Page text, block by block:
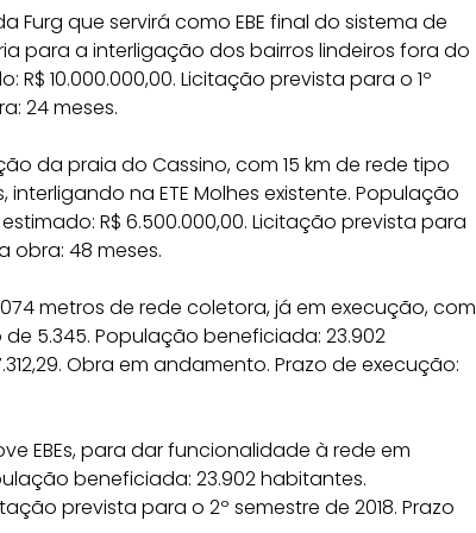
Furg que servirá como EBE final do sistema de
para a interligação dos bairros lindeiros fora do
10.000.000,00. Licitação prevista para o 1º
24 meses.
da praia do Cassino, com 15 km de rede tipo
na ETE Molhes existente. População
R$ 6.500.000,00. Licitação prevista para
obra: 48 meses.
metros de rede coletora, já em execução, com
5.345. População beneficiada: 23.902
Obra em andamento. Prazo de execução:
EBEs, para dar funcionalidade à rede em
beneficiada: 23.902 habitantes.
prevista para o 2º semestre de 2018. Prazo